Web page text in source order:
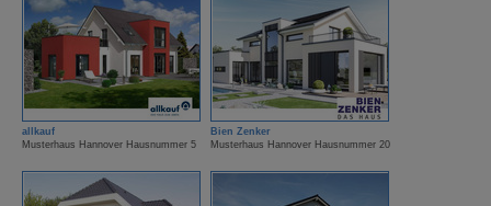
allkauf
Musterhaus Hannover Hausnummer 5
Bien Zenker
Musterhaus Hannover Hausnummer 20